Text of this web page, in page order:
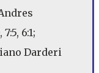
6:1;
Darderi